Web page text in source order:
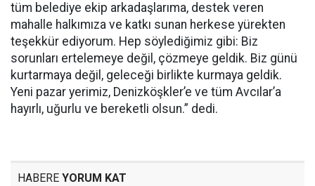
tüm belediye ekip arkadaşlarıma, destek veren
mahalle halkımıza ve katkı sunan herkese yürekten
teşekkür ediyorum. Hep söylediğimiz gibi: Biz
sorunları ertelemeye değil, çözmeye geldik. Biz günü
kurtarmaya değil, geleceği birlikte kurmaya geldik.
Yeni pazar yerimiz, Denizköşkler’e ve tüm Avcılar’a
hayırlı, uğurlu ve bereketli olsun.” dedi.
HABERE YORUM KAT